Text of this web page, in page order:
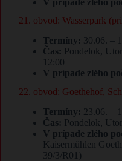
21. obvod: Wasserpark
Termíny: 30.06. –
Čas: Pondelok,
12:00
V prípade zlého
22. obvod: Goethehof,
Termíny: 23.06. –
Čas: Pondelok,
V prípade zlého
Kaisermühlen
39/3/R01)